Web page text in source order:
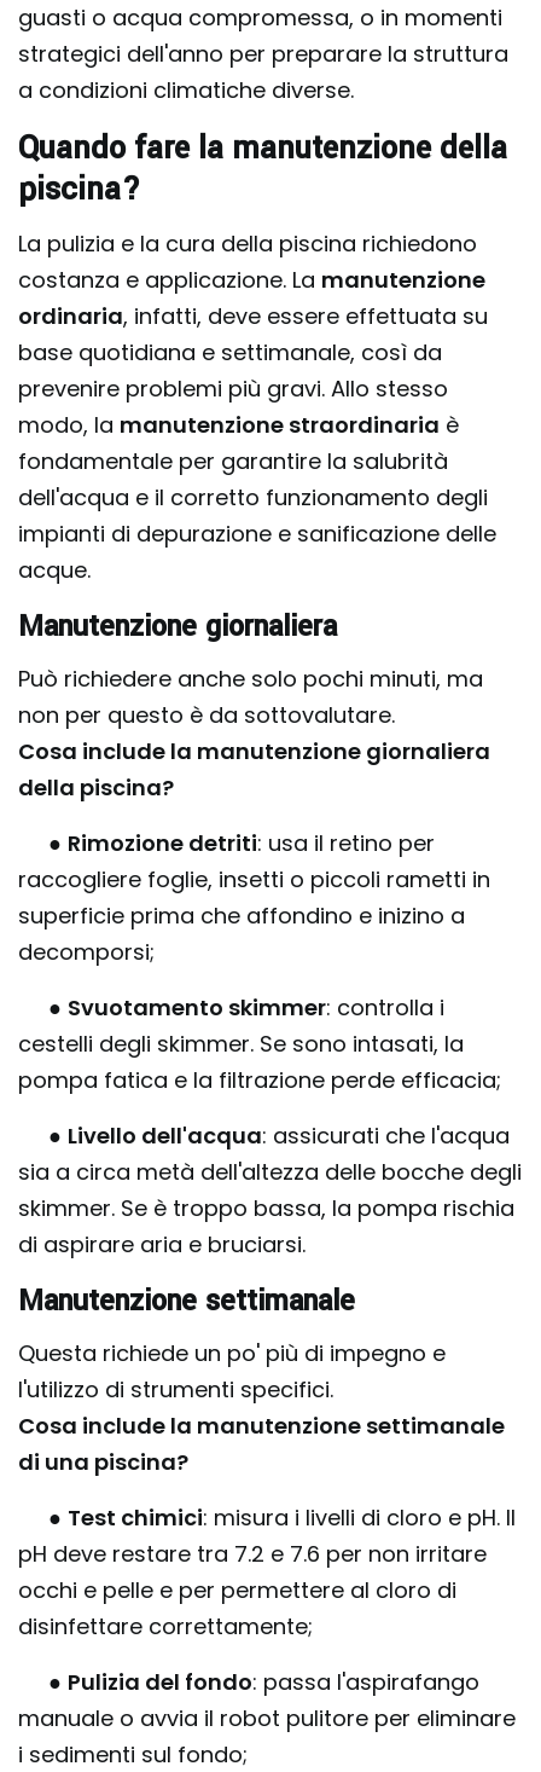
guasti o acqua compromessa, o in momenti
strategici dell'anno per preparare la struttura
a condizioni climatiche diverse.
Quando fare la manutenzione della
piscina?
La pulizia e la cura della piscina richiedono
costanza e applicazione. La manutenzione
ordinaria, infatti, deve essere effettuata su
base quotidiana e settimanale, così da
prevenire problemi più gravi. Allo stesso
modo, la manutenzione straordinaria è
fondamentale per garantire la salubrità
dell'acqua e il corretto funzionamento degli
impianti di depurazione e sanificazione delle
acque.
Manutenzione giornaliera
Può richiedere anche solo pochi minuti, ma
non per questo è da sottovalutare.
Cosa include la manutenzione giornaliera
della piscina?
● Rimozione detriti: usa il retino per
raccogliere foglie, insetti o piccoli rametti in
superficie prima che affondino e inizino a
decomporsi;
● Svuotamento skimmer: controlla i
cestelli degli skimmer. Se sono intasati, la
pompa fatica e la filtrazione perde efficacia;
● Livello dell'acqua: assicurati che l'acqua
sia a circa metà dell'altezza delle bocche degli
skimmer. Se è troppo bassa, la pompa rischia
di aspirare aria e bruciarsi.
Manutenzione settimanale
Questa richiede un po' più di impegno e
l'utilizzo di strumenti specifici.
Cosa include la manutenzione settimanale
di una piscina?
● Test chimici: misura i livelli di cloro e pH. Il
pH deve restare tra 7.2 e 7.6 per non irritare
occhi e pelle e per permettere al cloro di
disinfettare correttamente;
● Pulizia del fondo: passa l'aspirafango
manuale o avvia il robot pulitore per eliminare
i sedimenti sul fondo;